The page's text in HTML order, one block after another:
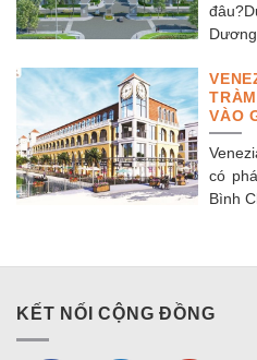
VÀO
có
Bình
KẾT NỐI CỘNG ĐỒNG